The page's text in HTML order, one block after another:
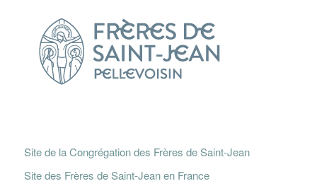
Site de la Congrégation des Frères de Saint-Jean
Site des Frères de Saint-Jean en France